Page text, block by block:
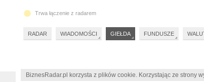
BiznesRadar.pl korzysta z plików cookie. Korzystając ze strony
Trwa łączenie z radarem
RADAR WIADOMOŚCI GIEŁDA FUNDUSZE